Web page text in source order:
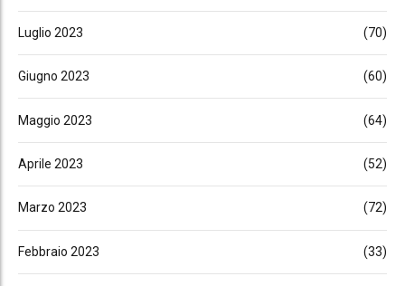
Luglio 2023 (70)
Giugno 2023 (60)
Maggio 2023 (64)
Aprile 2023 (52)
Marzo 2023 (72)
Febbraio 2023 (33)